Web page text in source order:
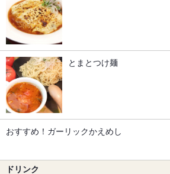
とまとつけ麺
おすすめ！ガーリックかえめし
ドリンク